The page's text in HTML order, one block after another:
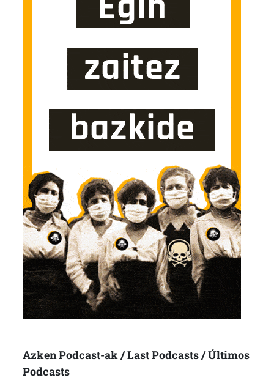
Azken Podcast-ak / Last Podcasts / Últimos
Podcasts